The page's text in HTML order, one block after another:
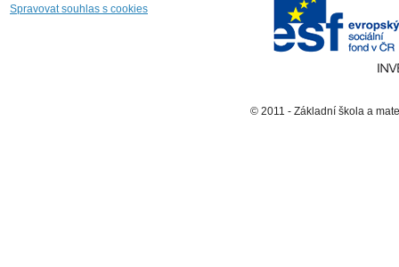
Spravovat souhlas s cookies
© 2011 - Základní škola a